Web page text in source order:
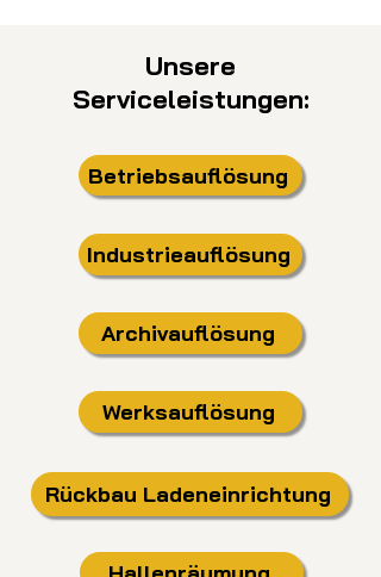
Unsere
Serviceleistungen:
Betriebsauflösung
Industrieauflösung
Archivauflösung
Werksauflösung
Rückbau Ladeneinrichtung